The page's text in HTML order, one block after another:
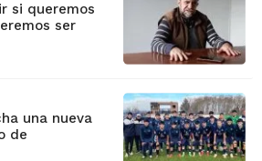
si queremos
ser
una nueva
de